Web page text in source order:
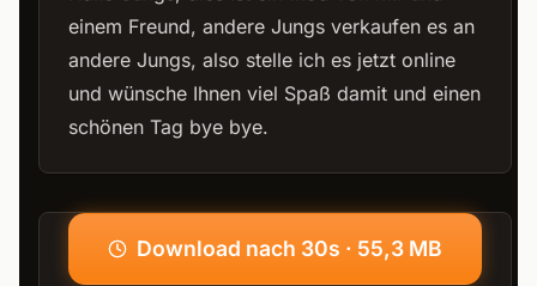
einem Freund, andere Jungs verkaufen es an
andere Jungs, also stelle ich es jetzt online
und wünsche Ihnen viel Spaß damit und einen
schönen Tag bye bye.
Download nach 30s · 55,3 MB